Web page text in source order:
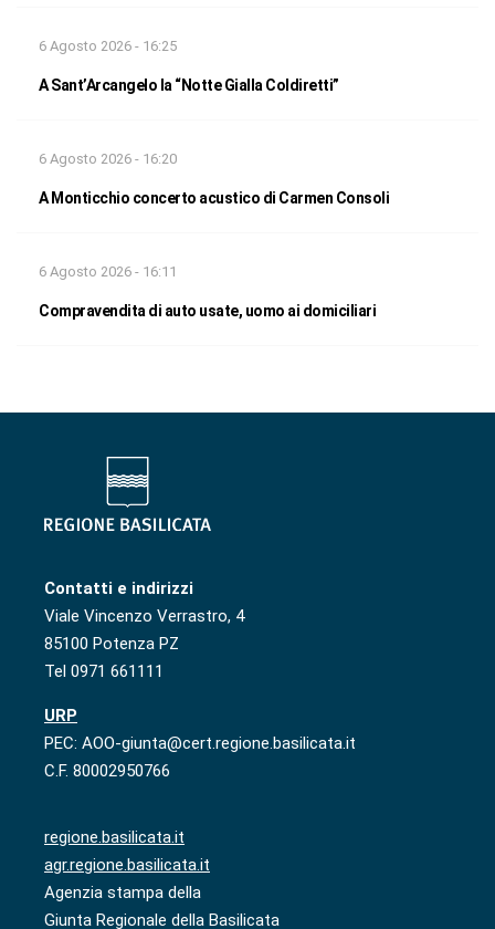
6 Agosto 2026 - 16:25
A Sant’Arcangelo la “Notte Gialla Coldiretti”
6 Agosto 2026 - 16:20
A Monticchio concerto acustico di Carmen Consoli
6 Agosto 2026 - 16:11
Compravendita di auto usate, uomo ai domiciliari
Contatti e indirizzi
Viale Vincenzo Verrastro, 4
85100 Potenza PZ
Tel 0971 661111
URP
PEC: AOO-giunta@cert.regione.basilicata.it
C.F. 80002950766
regione.basilicata.it
agr.regione.basilicata.it
Agenzia stampa della
Giunta Regionale della Basilicata